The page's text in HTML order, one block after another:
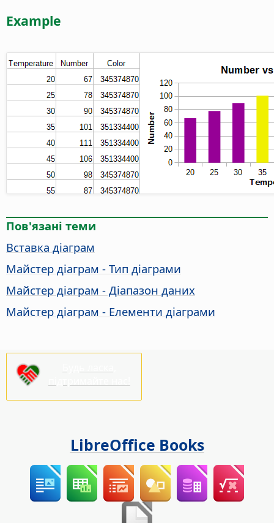
Example
Пов'язані теми
Вставка діаграм
Майстер діаграм - Тип діаграми
Майстер діаграм - Діапазон даних
Майстер діаграм - Елементи діаграми
LibreOffice Books